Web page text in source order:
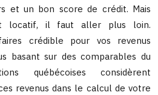
et un bon score de crédit. Mais
locatif, il faut aller plus loin.
crédible pour vos revenus
basant sur des comparables du
québécoises considèrent
revenus dans le calcul de votre